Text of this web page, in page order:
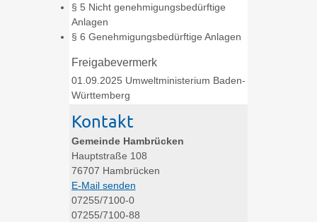
§ 5 Nicht genehmigungsbedürftige
Anlagen
§ 6 Genehmigungsbedürftige Anlagen
Freigabevermerk
01.09.2025 Umweltministerium Baden-
Württemberg
Kontakt
Gemeinde Hambrücken
Hauptstraße 108
76707 Hambrücken
E-Mail senden
07255/7100-0
07255/7100-88